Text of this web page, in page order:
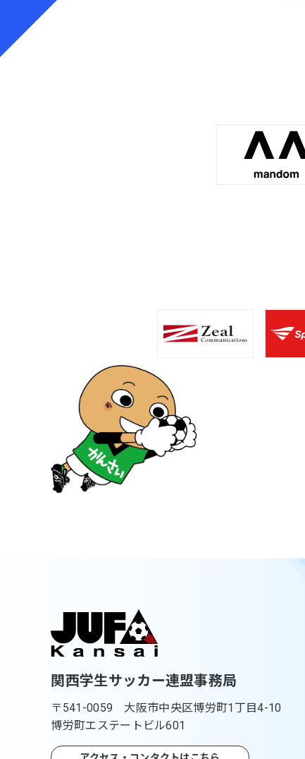
関西学生サッカー連盟事務局
〒541-0059 大阪市中央区博労町1丁目4-10
博労町エステートビル601